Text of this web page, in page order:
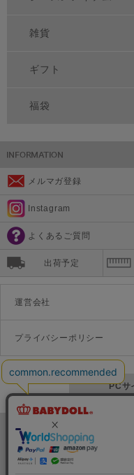
雑貨
ギフト
福袋
メルマガ登録
Instagram
よくあるご質問
出荷予定
運営会社
プライバシーポリシー
PCサ
©Disney ©Disney/Pixar ©Disney. Based